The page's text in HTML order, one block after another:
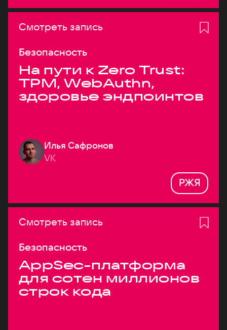
Смотреть запись
Безопасность
На пути к Zero Trust:
TPM, WebAuthn,
здоровье эндпоинтов
Илья Сафронов
VK
РЖЯ
Смотреть запись
Безопасность
AppSec-платформа
для сотен миллионов
строк кода